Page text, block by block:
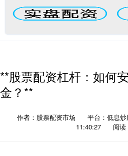
**股票配资杠杆：如何
金？**
作者：股票配资市场 平台：低息
11:40:27
阅读